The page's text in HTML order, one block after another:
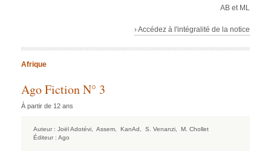
AB et ML
› Accédez à l'intégralité de la notice
Afrique
Ago Fiction N° 3
À partir de 12 ans
Auteur : Joël Adotévi, Assem, KanAd, S. Venanzi,
M. Chollet
Éditeur : Ago